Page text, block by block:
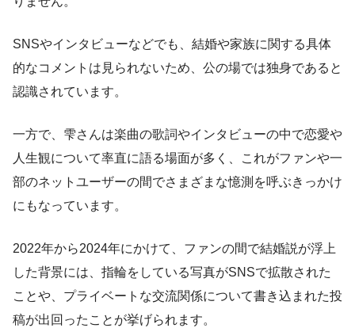
SNSやインタビューなどでも、結婚や家族に関する具体
的なコメントは見られないため、公の場では独身であると
認識されています。
一方で、雫さんは楽曲の歌詞やインタビューの中で恋愛や
人生観について率直に語る場面が多く、これがファンや一
部のネットユーザーの間でさまざまな憶測を呼ぶきっかけ
にもなっています。
2022年から2024年にかけて、ファンの間で結婚説が浮上
した背景には、指輪をしている写真がSNSで拡散された
ことや、プライベートな交流関係について書き込まれた投
稿が出回ったことが挙げられます。